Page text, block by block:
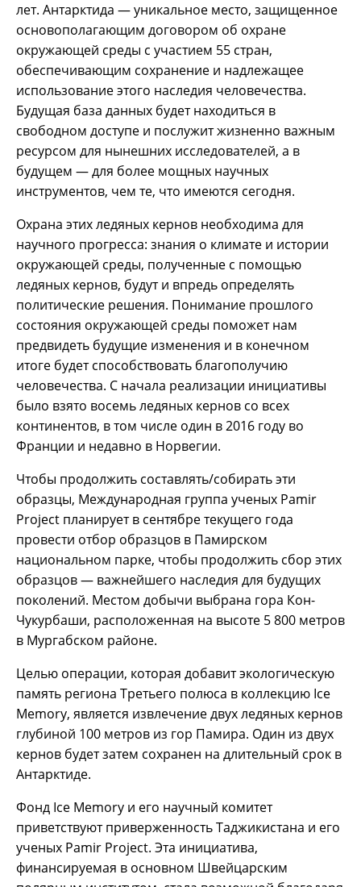
лет. Антарктида — уникальное место, защищенное
основополагающим договором об охране
окружающей среды с участием 55 стран,
обеспечивающим сохранение и надлежащее
использование этого наследия человечества.
Будущая база данных будет находиться в
свободном доступе и послужит жизненно важным
ресурсом для нынешних исследователей, а в
будущем — для более мощных научных
инструментов, чем те, что имеются сегодня.
Охрана этих ледяных кернов необходима для
научного прогресса: знания о климате и истории
окружающей среды, полученные с помощью
ледяных кернов, будут и впредь определять
политические решения. Понимание прошлого
состояния окружающей среды поможет нам
предвидеть будущие изменения и в конечном
итоге будет способствовать благополучию
человечества. С начала реализации инициативы
было взято восемь ледяных кернов со всех
континентов, в том числе один в 2016 году во
Франции и недавно в Норвегии.
Чтобы продолжить составлять/собирать эти
образцы, Международная группа ученых Pamir
Project планирует в сентябре текущего года
провести отбор образцов в Памирском
национальном парке, чтобы продолжить сбор этих
образцов — важнейшего наследия для будущих
поколений. Местом добычи выбрана гора Кон-
Чукурбаши, расположенная на высоте 5 800 метров
в Мургабском районе.
Целью операции, которая добавит экологическую
память региона Третьего полюса в коллекцию Ice
Memory, является извлечение двух ледяных кернов
глубиной 100 метров из гор Памира. Один из двух
кернов будет затем сохранен на длительный срок в
Антарктиде.
Фонд Ice Memory и его научный комитет
приветствуют приверженность Таджикистана и его
ученых Pamir Project. Эта инициатива,
финансируемая в основном Швейцарским